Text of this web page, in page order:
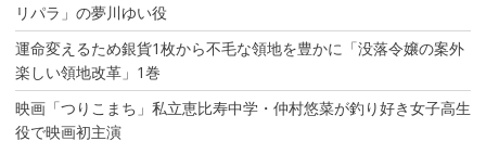
リパラ」の夢川ゆい役
運命変えるため銀貨1枚から不毛な領地を豊かに「没落令嬢の案外
楽しい領地改革」1巻
映画「つりこまち」私立恵比寿中学・仲村悠菜が釣り好き女子高生
役で映画初主演